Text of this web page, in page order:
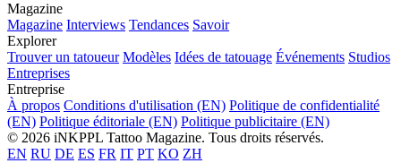
Magazine
Magazine Interviews Tendances Savoir
Explorer
Trouver un tatoueur Modèles Idées de tatouage Événements Studios
Entreprises
Entreprise
À propos Conditions d'utilisation (EN) Politique de confidentialité
(EN) Politique éditoriale (EN) Politique publicitaire (EN)
© 2026 iNKPPL Tattoo Magazine. Tous droits réservés.
EN RU DE ES FR IT PT KO ZH